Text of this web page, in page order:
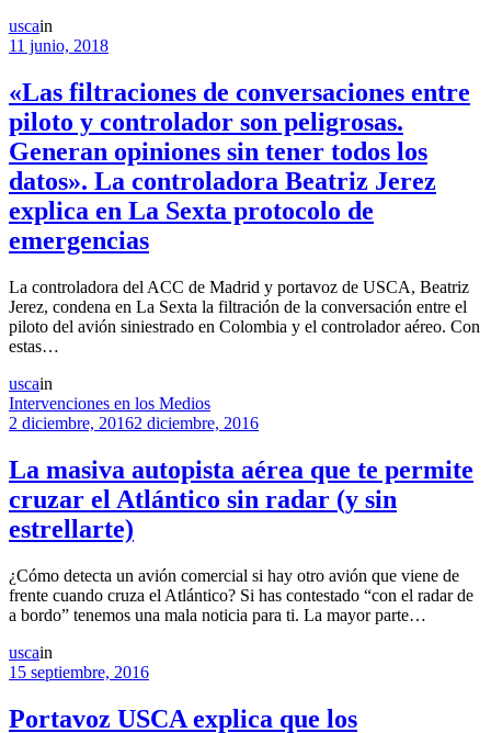
uscain
11 junio, 2018
«Las filtraciones de conversaciones entre
piloto y controlador son peligrosas.
Generan opiniones sin tener todos los
datos». La controladora Beatriz Jerez
explica en La Sexta protocolo de
emergencias
La controladora del ACC de Madrid y portavoz de USCA, Beatriz
Jerez, condena en La Sexta la filtración de la conversación entre el
piloto del avión siniestrado en Colombia y el controlador aéreo. Con
estas…
uscain
Intervenciones en los Medios
2 diciembre, 20162 diciembre, 2016
La masiva autopista aérea que te permite
cruzar el Atlántico sin radar (y sin
estrellarte)
¿Cómo detecta un avión comercial si hay otro avión que viene de
frente cuando cruza el Atlántico? Si has contestado “con el radar de
a bordo” tenemos una mala noticia para ti. La mayor parte…
uscain
15 septiembre, 2016
Portavoz USCA explica que los